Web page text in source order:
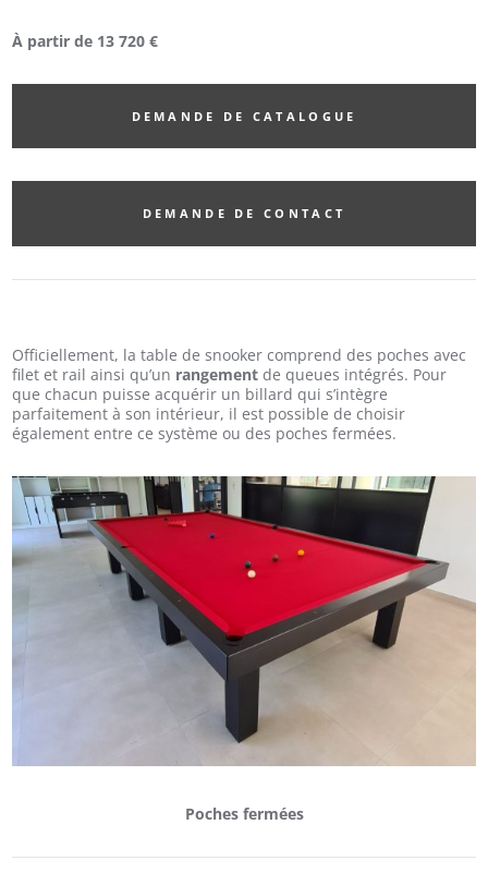
À partir de 13 720 €
DEMANDE DE CATALOGUE
DEMANDE DE CONTACT
Officiellement, la table de snooker comprend des poches avec
filet et rail ainsi qu’un rangement de queues intégrés. Pour
que chacun puisse acquérir un billard qui s’intègre
parfaitement à son intérieur, il est possible de choisir
également entre ce système ou des poches fermées.
Poches fermées